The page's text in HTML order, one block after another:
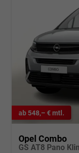
ab 548,– € mtl.
Opel Combo
GS AT8 Pano